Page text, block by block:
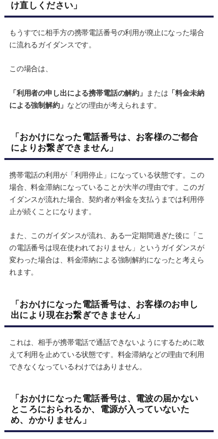
け直しください」
もうすでに相手方の携帯電話番号の利用が廃止になった場合
に流れるガイダンスです。
この場合は、
「利用者の申し出による携帯電話の解約」 または 「料金未納
による強制解約」 などの理由が考えられます。
「おかけになった電話番号は、お客様のご都合
によりお繋ぎできません」
携帯電話の利用が「利用停止」になっている状態です。この
場合、料金滞納になっていることが大半の理由です。このガ
イダンスが流れた場合、契約者が料金を支払うまでは利用停
止が続くことになります。
また、このガイダンスが流れ、ある一定期間過ぎた後に「こ
の電話番号は現在使われておりません」というガイダンスが
変わった場合は、料金滞納による強制解約になったと考えら
れます。
「おかけになった電話番号は、お客様のお申し
出により現在お繋ぎできません」
これは、相手が携帯電話で通話できないようにするために敢
えて利用を止めている状態です。料金滞納などの理由で利用
できなくなっているわけではありません。
「おかけになった電話番号は、電波の届かない
ところにおられるか、電源が入っていないた
め、かかりません」